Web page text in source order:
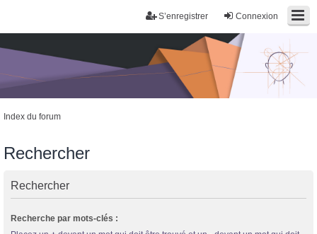
Connexion
S’enregistrer
Trans District
Forum d'information sur les transidentités masculines FtM/FtX/Ft*
Index du forum
Rechercher
Rechercher
Recherche par mots-clés :